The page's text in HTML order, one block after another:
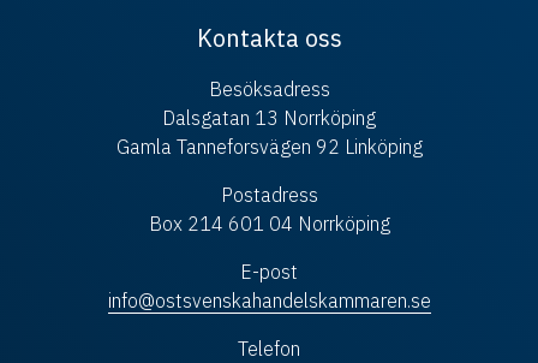
Kontakta oss
Besöksadress
Dalsgatan 13 Norrköping
Gamla Tanneforsvägen 92 Linköping
Postadress
Box 214 601 04 Norrköping
E-post
info@ostsvenskahandelskammaren.se
Telefon